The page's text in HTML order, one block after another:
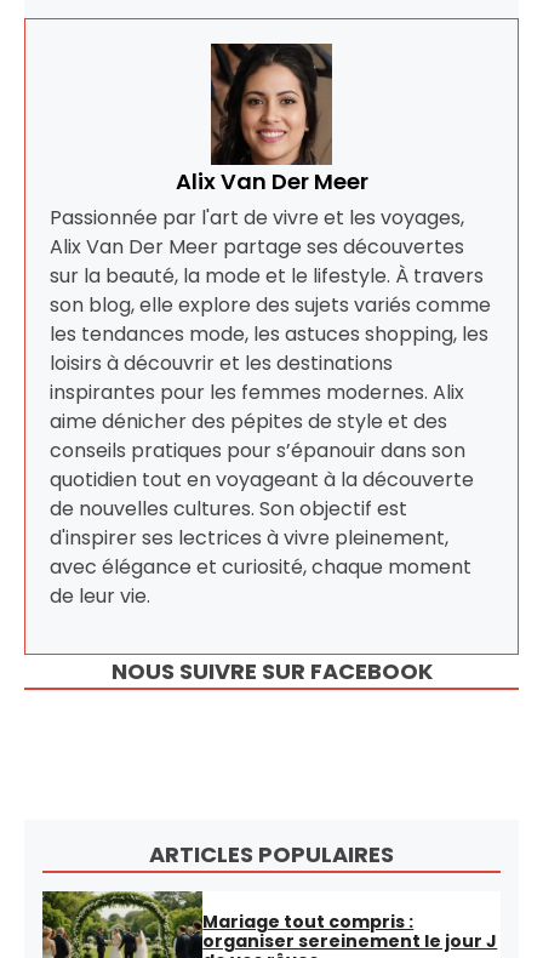
Alix Van Der Meer
Passionnée par l'art de vivre et les voyages,
Alix Van Der Meer partage ses découvertes
sur la beauté, la mode et le lifestyle. À travers
son blog, elle explore des sujets variés comme
les tendances mode, les astuces shopping, les
loisirs à découvrir et les destinations
inspirantes pour les femmes modernes. Alix
aime dénicher des pépites de style et des
conseils pratiques pour s’épanouir dans son
quotidien tout en voyageant à la découverte
de nouvelles cultures. Son objectif est
d'inspirer ses lectrices à vivre pleinement,
avec élégance et curiosité, chaque moment
de leur vie.
NOUS SUIVRE SUR FACEBOOK
ARTICLES POPULAIRES
Mariage tout compris :
organiser sereinement le jour J